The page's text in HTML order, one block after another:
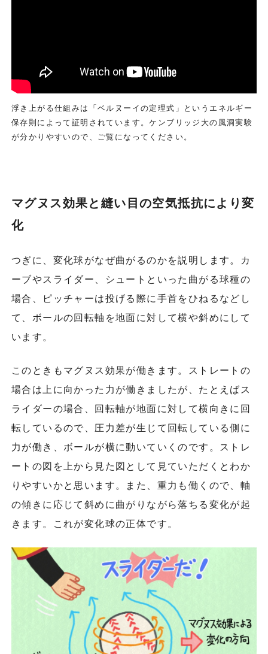
浮き上がる仕組みは「ベルヌーイの定理式」というエネルギー
保存則によって証明されています。ケンブリッジ大の風洞実験
が分かりやすいので、ご覧になってください。
マグヌス効果と縫い目の空気抵抗により変
化
つぎに、変化球がなぜ曲がるのかを説明します。カ
ーブやスライダー、シュートといった曲がる球種の
場合、ピッチャーは投げる際に手首をひねるなどし
て、ボールの回転軸を地面に対して横や斜めにして
います。
このときもマグヌス効果が働きます。ストレートの
場合は上に向かった力が働きましたが、たとえばス
ライダーの場合、回転軸が地面に対して横向きに回
転しているので、圧力差が生じて回転している側に
力が働き、ボールが横に動いていくのです。ストレ
ートの図を上から見た図として見ていただくとわか
りやすいかと思います。また、重力も働くので、軸
の傾きに応じて斜めに曲がりながら落ちる変化が起
きます。これが変化球の正体です。